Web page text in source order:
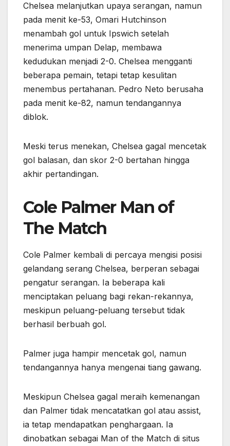
Chelsea melanjutkan upaya serangan, namun
pada menit ke-53, Omari Hutchinson
menambah gol untuk Ipswich setelah
menerima umpan Delap, membawa
kedudukan menjadi 2-0. Chelsea mengganti
beberapa pemain, tetapi tetap kesulitan
menembus pertahanan. Pedro Neto berusaha
pada menit ke-82, namun tendangannya
diblok.
Meski terus menekan, Chelsea gagal mencetak
gol balasan, dan skor 2-0 bertahan hingga
akhir pertandingan.
Cole Palmer Man of
The Match
Cole Palmer kembali di percaya mengisi posisi
gelandang serang Chelsea, berperan sebagai
pengatur serangan. Ia beberapa kali
menciptakan peluang bagi rekan-rekannya,
meskipun peluang-peluang tersebut tidak
berhasil berbuah gol.
Palmer juga hampir mencetak gol, namun
tendangannya hanya mengenai tiang gawang.
Meskipun Chelsea gagal meraih kemenangan
dan Palmer tidak mencatatkan gol atau assist,
ia tetap mendapatkan penghargaan. Ia
dinobatkan sebagai Man of the Match di situs